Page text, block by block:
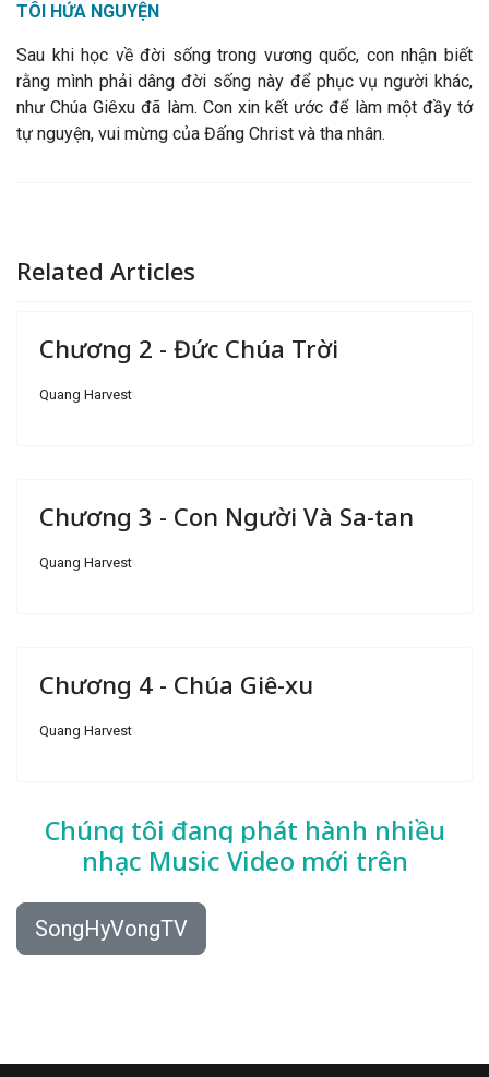
TÔI HỨA NGUYỆN
Sau khi học về đời sống trong vương quốc, con nhận biết
rằng mình phải dâng đời sống này để phục vụ người khác,
như Chúa Giêxu đã làm. Con xin kết ước để làm một đầy tớ
tự nguyện, vui mừng của Đấng Christ và tha nhân.
Related Articles
Chương 2 - Đức Chúa Trời
Quang Harvest
Chương 3 - Con Người Và Sa-tan
Quang Harvest
Chương 4 - Chúa Giê-xu
Quang Harvest
Chúng tôi đang phát hành nhiều
nhạc Music Video mới trên
SongHyVongTV